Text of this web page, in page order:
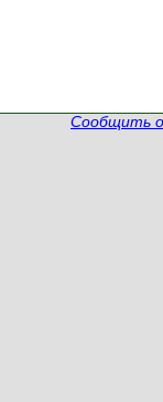
Сообщить о